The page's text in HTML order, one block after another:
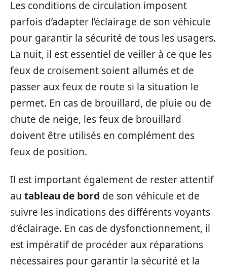
Les conditions de circulation imposent
parfois d’adapter l’éclairage de son véhicule
pour garantir la sécurité de tous les usagers.
La nuit, il est essentiel de veiller à ce que les
feux de croisement soient allumés et de
passer aux feux de route si la situation le
permet. En cas de brouillard, de pluie ou de
chute de neige, les feux de brouillard
doivent être utilisés en complément des
feux de position.
Il est important également de rester attentif
au tableau de bord de son véhicule et de
suivre les indications des différents voyants
d’éclairage. En cas de dysfonctionnement, il
est impératif de procéder aux réparations
nécessaires pour garantir la sécurité et la